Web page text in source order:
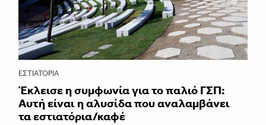
ΕΣΤΙΑΤΌΡΙΑ
Έκλεισε η συμφωνία για το παλιό ΓΣΠ:
Αυτή είναι η αλυσίδα που αναλαμβάνει
τα εστιατόρια/καφέ